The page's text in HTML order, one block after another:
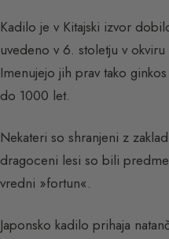
Kadilo je v Kitajski izvor
uvedeno v 6. stoletju v
Imenujejo jih prav tako
do 1000 let.
Nekateri so shranjeni z
dragoceni lesi so bili
vredni »fortun«.
Japonsko kadilo prihaja